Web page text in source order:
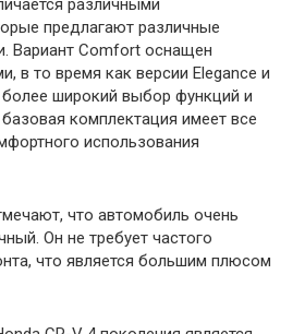
различными
предлагают различные
Вариант Comfort оснащен
в то время как версии Elegance и
широкий выбор функций и
комплектация имеет все
использования
что автомобиль очень
Он не требует частого
что является большим плюсом